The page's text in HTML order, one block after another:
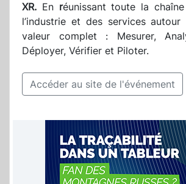
XR. Enréunissant toute la
l’industrie et des services autour
valeur complet : Mesurer,
Déployer, Vérifier et Piloter.
Accéder au site de l'événement